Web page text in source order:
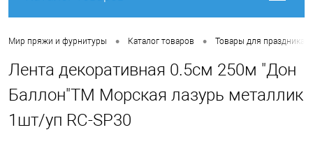
Мир пряжи и фурнитуры • Каталог товаров • Товары для праздника.
Лента декоративная 0.5см 250м "Дон
Баллон"ТМ Морская лазурь металлик
1шт/уп RC-SP30